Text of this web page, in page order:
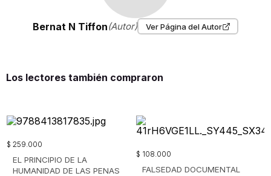
Bernat N Tiffon(Autor) Ver Página del Autor
Los lectores también compraron
$ 259.000
EL PRINCIPIO DE LA
HUMANIDAD DE LAS PENAS
$ 108.000
FALSEDAD DOCUMENTAL